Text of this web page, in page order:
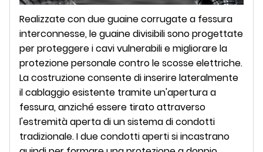
Realizzate con due guaine corrugate a fessura
interconnesse, le guaine divisibili sono progettate
per proteggere i cavi vulnerabili e migliorare la
protezione personale contro le scosse elettriche.
La costruzione consente di inserire lateralmente
il cablaggio esistente tramite un'apertura a
fessura, anziché essere tirato attraverso
l'estremità aperta di un sistema di condotti
tradizionale. I due condotti aperti si incastrano